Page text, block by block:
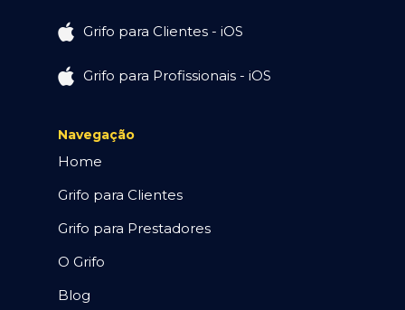
Grifo para Clientes - iOS
Grifo para Profissionais - iOS
Navegação
Home
Grifo para Clientes
Grifo para Prestadores
O Grifo
Blog